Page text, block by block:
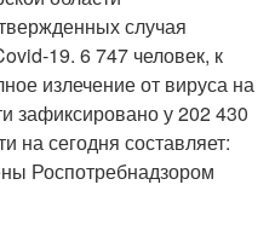
случая
19. 6 747 человек, к
излечение от вируса на
зафиксировано у 202 430
на сегодня составляет:
Роспотребнадзором